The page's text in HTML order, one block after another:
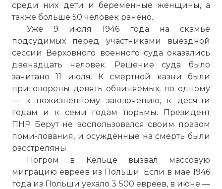
среди них дети и беременные женщины, а
также больше 50 человек ранено.
Уже 9 июля 1946 года на скамье
подсудимых перед участниками выездной
сессии Верховного военного суда оказались
двенадцать человек. Решение суда было
зачитано 11 июля. К смертной казни были
приговорены девять обвиняемых, по одному
— к пожизненному заключению, к деся-ти
годам и к семи годам тюрьмы. Президент
ПНР Берут не воспользовался своим правом
поми-лования, и осуждённые на смерть были
расстреляны.
Погром в Кельце вызвал массовую
миграцию евреев из Польши. Если в мае 1946
года из Польши уехало 3 500 евреев, в июне —